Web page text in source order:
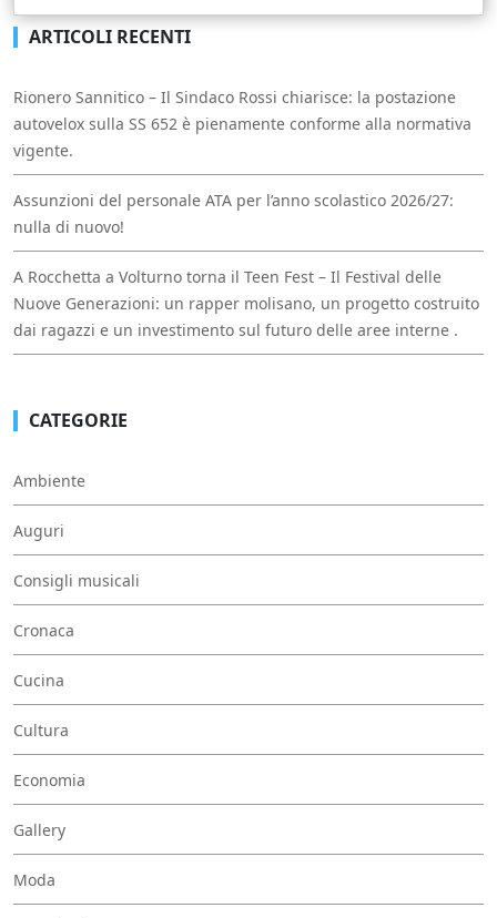
ARTICOLI RECENTI
Rionero Sannitico – Il Sindaco Rossi chiarisce: la postazione
autovelox sulla SS 652 è pienamente conforme alla normativa
vigente.
Assunzioni del personale ATA per l’anno scolastico 2026/27:
nulla di nuovo!
A Rocchetta a Volturno torna il Teen Fest – Il Festival delle
Nuove Generazioni: un rapper molisano, un progetto costruito
dai ragazzi e un investimento sul futuro delle aree interne .
CATEGORIE
Ambiente
Auguri
Consigli musicali
Cronaca
Cucina
Cultura
Economia
Gallery
Moda